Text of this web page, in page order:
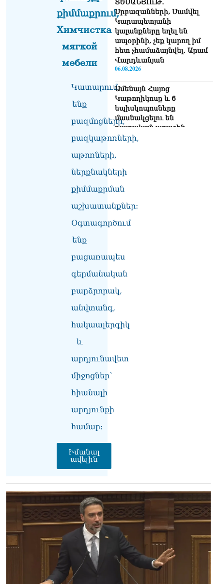
քիմմաքրում,
Химчистка
мягкой
мебели
Կատարում
ենք
բազմոցների,
բազկաթոռների,
աթոռների,
ներքնակների
քիմմաքրման
աշխատանքներ:
Օգտագործում
ենք
բացառապես
գերմանական
բարձրորակ,
անվտանգ,
հակաալերգիկ
և
արդյունավետ
միջոցներ՝
հիանալի
արդյունքի
համար։
Իմանալ
ավելին
ՏԵՍԱՆՅՈւԹ․
Սրբազանների, Սամվել
Կարապետյանի
կալանքները եղել են
ապօրինի, չեք կարող իմ
հետ չհամաձայնվել․ Արամ
Վարդևանյան
06.08.2026
Ամենայն Հայոց
Կաթողիկոսը և 6
եպիսկոպոսները
մասնակցելու են
դատական առաջին
նիստին
որոնվում է որպես անհետ
կորած
06.08.2026
կստանա արտերկրում
06.08.2026
Ուղիղ միացում․ Ազգային
աշխատանքը
Փաշինյանը
պաշտոնյաներին կոչ արեց
բարձրացնել
հերթական նիստը
06.08.2026
Երկար ժամանակ լույս չի
լինելու Երևանում և բոլոր
մարզերում
06.08.2026
«Հրապարակ». Մեղրին
կարեւոր է` չի կարելի
«պռավալ տալ. Կենաց